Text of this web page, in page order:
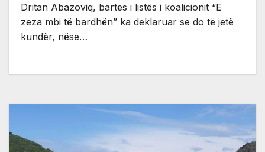
Dritan Abazoviq, bartës i listës i koalicionit “E
zeza mbi të bardhën” ka deklaruar se do të jetë
kundër, nëse…